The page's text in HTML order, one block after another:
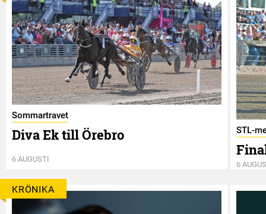
Sommartravet
Diva Ek till Örebro
6 AUGUSTI
STL-
6
KRÖNIKA